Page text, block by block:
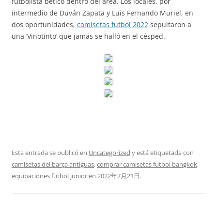
intermedio de Duván Zapata y Luis Fernando Muriel, en
dos oportunidades, camisetas futbol 2022 sepultaron a
una ‘Vinotinto’ que jamás se halló en el césped.
Esta entrada se publicó en Uncategorized y está etiquetada con
camisetas del barça antiguas,comprar camisetas futbol bangkok,
equipaciones futbol junioren 2022年7月21日.